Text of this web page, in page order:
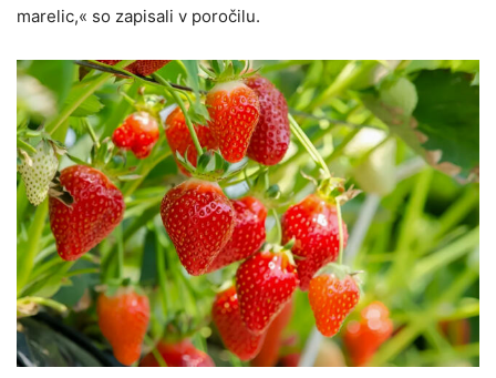
marelic,« so zapisali v poročilu.